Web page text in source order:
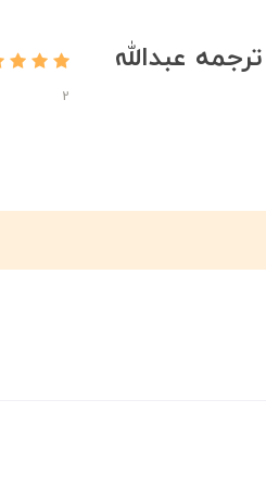
عبدالله
2